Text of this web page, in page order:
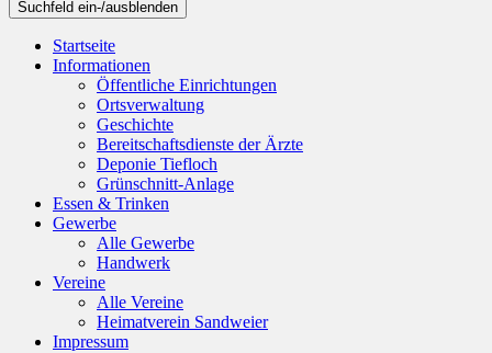
Suchfeld ein-/ausblenden
Startseite
Informationen
Öffentliche Einrichtungen
Ortsverwaltung
Geschichte
Bereitschaftsdienste der Ärzte
Deponie Tiefloch
Grünschnitt-Anlage
Essen & Trinken
Gewerbe
Alle Gewerbe
Handwerk
Vereine
Alle Vereine
Heimatverein Sandweier
Impressum